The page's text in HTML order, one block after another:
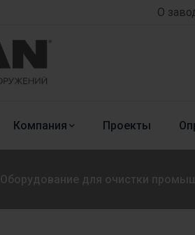
О
Компания Проекты
Оборудование для очистки